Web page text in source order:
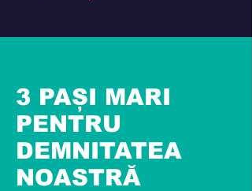
3 PAȘI MARI
PENTRU
DEMNITATEA
NOASTRĂ